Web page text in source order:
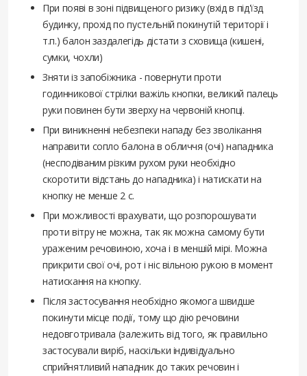
При появі в зоні підвищеного ризику (вхід в під'їзд
будинку, прохід по пустельній покинутій території і
т.п.) балон заздалегідь дістати з сховища (кишені,
сумки, чохли)
Зняти із запобіжника - повернути проти
годинникової стрілки важіль кнопки, великий палець
руки повинен бути зверху на червоній кнопці.
При виникненні небезпеки нападу без зволікання
направити сопло балона в обличчя (очі) нападника
(несподіваним різким рухом руки необхідно
скоротити відстань до нападника) і натискати на
кнопку не менше 2 с.
При можливості врахувати, що розпорошувати
проти вітру не можна, так як можна самому бути
ураженим речовиною, хоча і в меншій мірі. Можна
прикрити свої очі, рот і ніс вільною рукою в момент
натискання на кнопку.
Після застосування необхідно якомога швидше
покинути місце події, тому що дію речовини
недовготривала (залежить від того, як правильно
застосували виріб, наскільки індивідуально
сприйнятливий нападник до таких речовин і